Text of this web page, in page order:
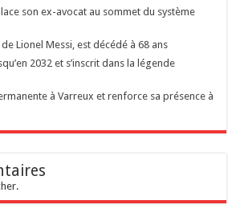
son ex-avocat au sommet du système
Lionel Messi, est décédé à 68 ans
2032 et s’inscrit dans la légende
à Varreux et renforce sa présence à